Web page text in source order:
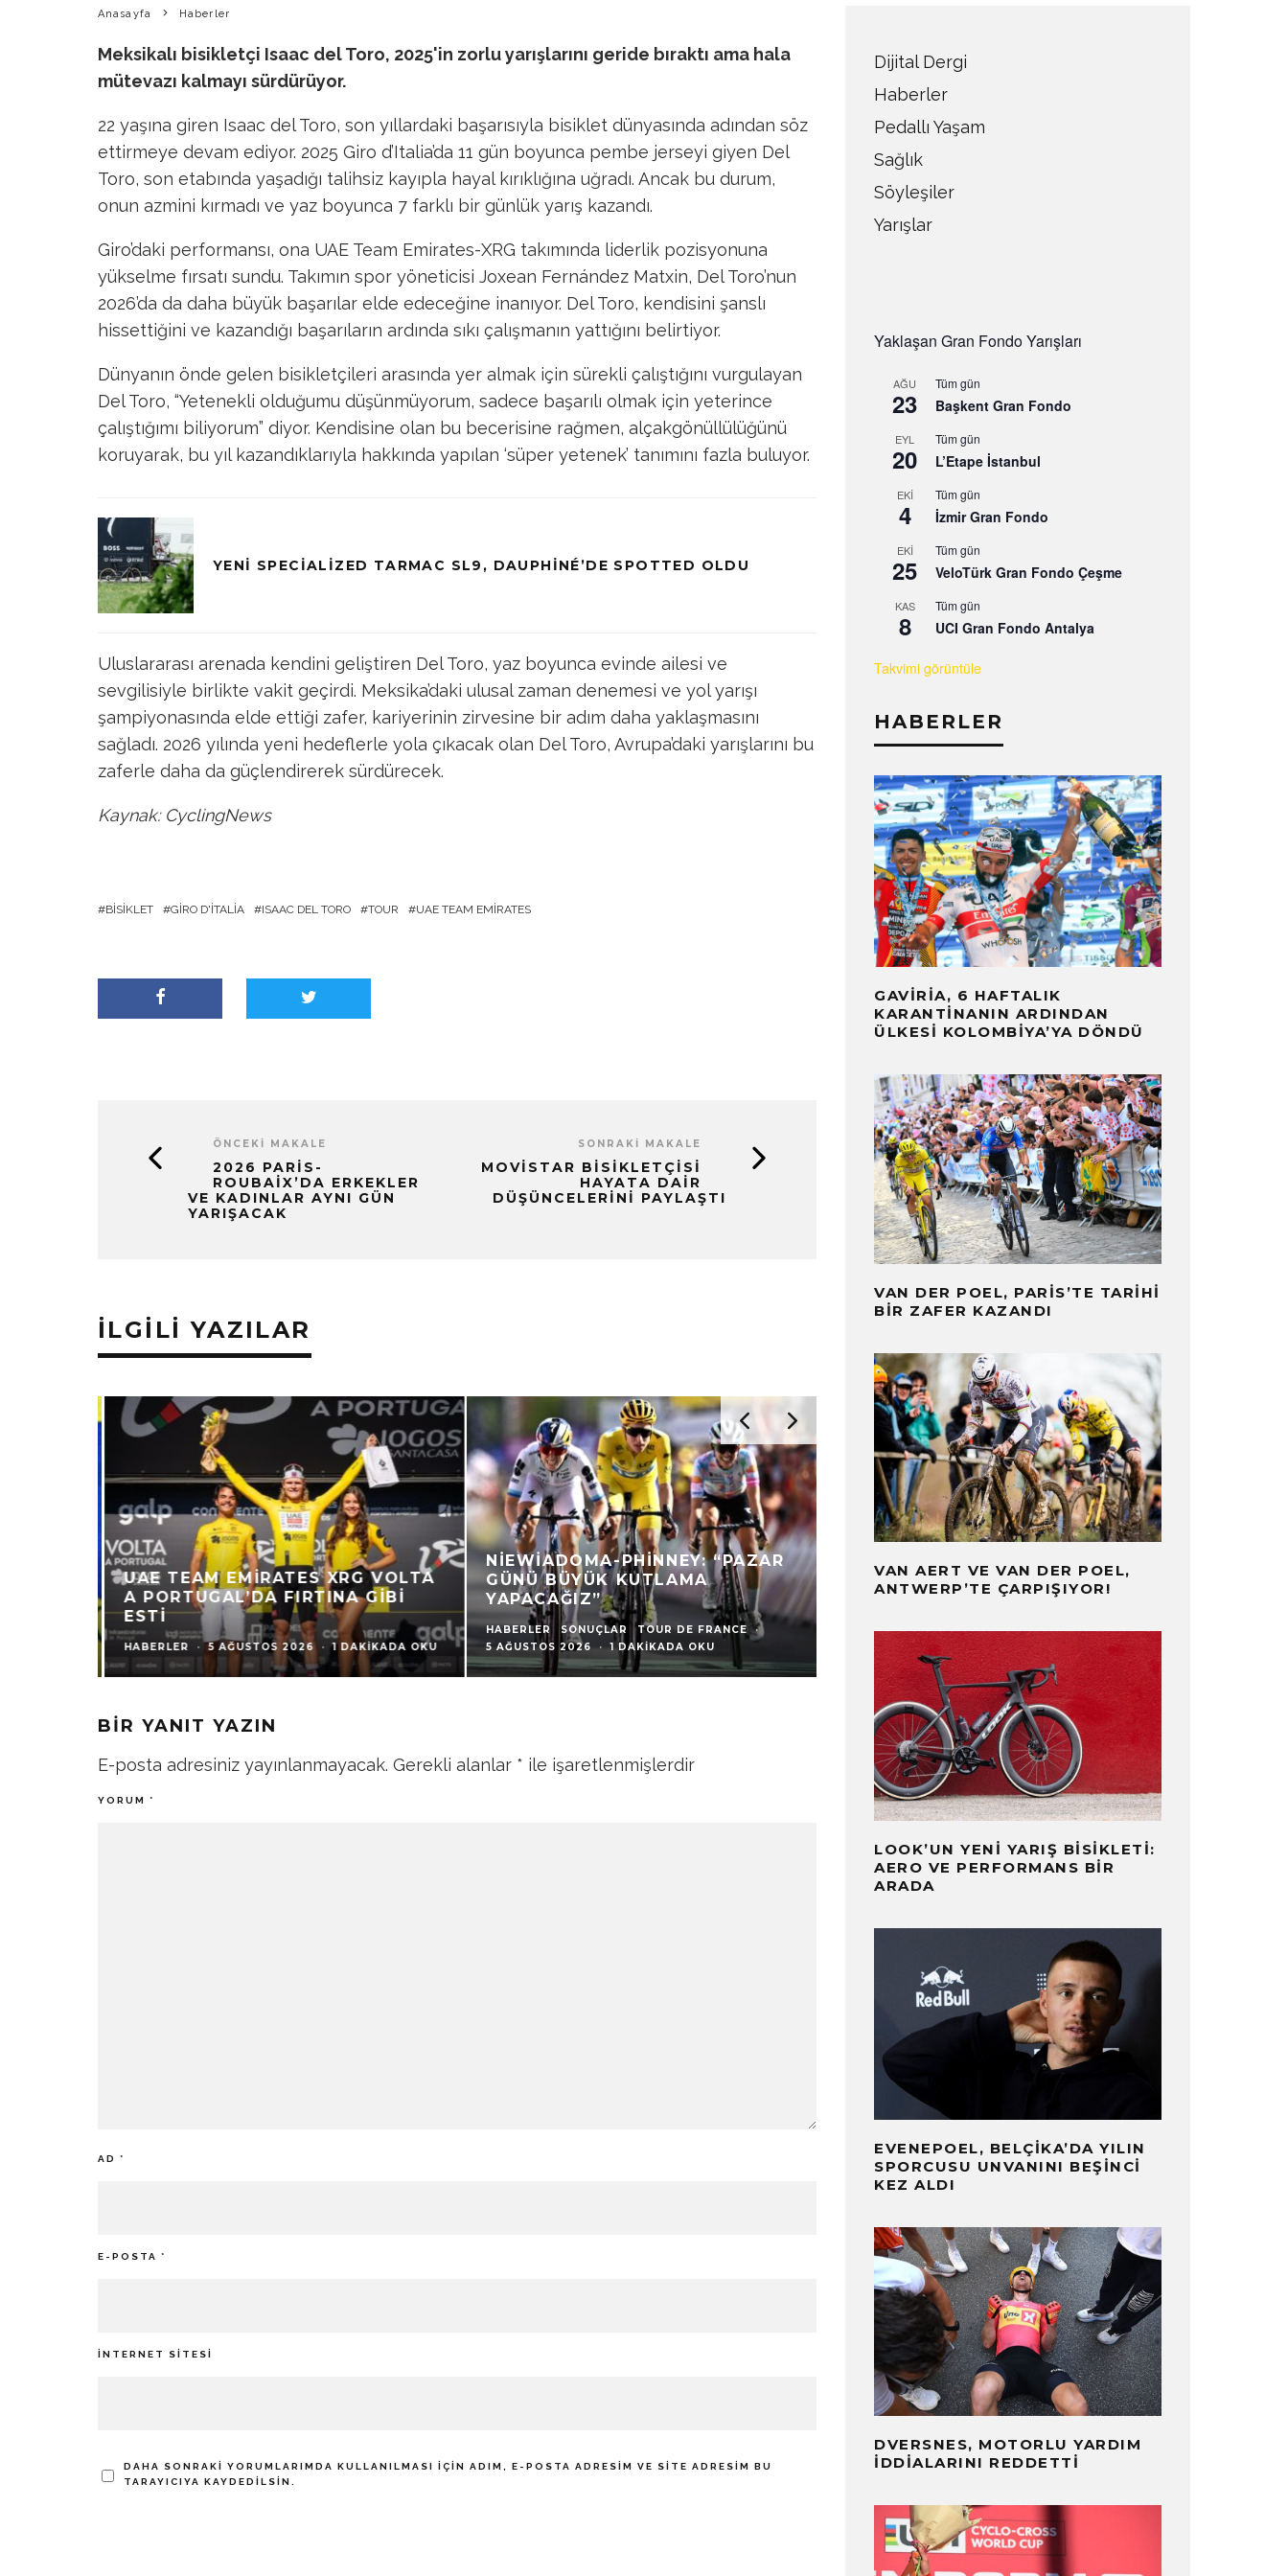
Anasayfa Haberler
Meksikalı bisikletçi Isaac del Toro, 2025'in zorlu yarışlarını geride bıraktı ama hala
mütevazı kalmayı sürdürüyor.
22 yaşına giren Isaac del Toro, son yıllardaki başarısıyla bisiklet dünyasında adından söz
ettirmeye devam ediyor. 2025 Giro d’Italia’da 11 gün boyunca pembe jerseyi giyen Del
Toro, son etabında yaşadığı talihsiz kayıpla hayal kırıklığına uğradı. Ancak bu durum,
onun azmini kırmadı ve yaz boyunca 7 farklı bir günlük yarış kazandı.
Giro’daki performansı, ona UAE Team Emirates-XRG takımında liderlik pozisyonuna
yükselme fırsatı sundu. Takımın spor yöneticisi Joxean Fernández Matxin, Del Toro’nun
2026’da da daha büyük başarılar elde edeceğine inanıyor. Del Toro, kendisini şanslı
hissettiğini ve kazandığı başarıların ardında sıkı çalışmanın yattığını belirtiyor.
Dünyanın önde gelen bisikletçileri arasında yer almak için sürekli çalıştığını vurgulayan
Del Toro, “Yetenekli olduğumu düşünmüyorum, sadece başarılı olmak için yeterince
çalıştığımı biliyorum” diyor. Kendisine olan bu becerisine rağmen, alçakgönüllülüğünü
koruyarak, bu yıl kazandıklarıyla hakkında yapılan ‘süper yetenek’ tanımını fazla buluyor.
YENI SPECIALIZED TARMAC SL9, DAUPHINÉ’DE SPOTTED OLDU
Uluslararası arenada kendini geliştiren Del Toro, yaz boyunca evinde ailesi ve
sevgilisiyle birlikte vakit geçirdi. Meksika’daki ulusal zaman denemesi ve yol yarışı
şampiyonasında elde ettiği zafer, kariyerinin zirvesine bir adım daha yaklaşmasını
sağladı. 2026 yılında yeni hedeflerle yola çıkacak olan Del Toro, Avrupa’daki yarışlarını bu
zaferle daha da güçlendirerek sürdürecek.
Kaynak: CyclingNews
BISIKLET GIRO D'ITALIA ISAAC DEL TORO TOUR UAE TEAM EMIRATES
ÖNCEKI MAKALE
2026 PARIS-
ROUBAIX’DA ERKEKLER
VE KADINLAR AYNI GÜN
YARIŞACAK
SONRAKI MAKALE
MOVISTAR BISIKLETÇISI
HAYATA DAIR
DÜŞÜNCELERINI PAYLAŞTI
İLGILI YAZILAR
UAE TEAM EMIRATES XRG VOLTA
A PORTUGAL’DA FIRTINA GIBI
ESTI
HABERLER 5 AĞUSTOS 2026 · 1 DAKIKADA OKU
NIEWIADOMA-PHINNEY: “PAZAR
GÜNÜ BÜYÜK KUTLAMA
YAPACAĞIZ”
HABERLER SONUÇLAR TOUR DE FRANCE
·
5 AĞUSTOS 2026
1 DAKIKADA OKU
FRANCE FEMMES’TE ZAFERE
ULAŞTI
HABERLER SONUÇLAR TOUR DE FRANCE
·
5 AĞUSTOS 2026
1 DAKIKADA OKU
BIR YANIT YAZIN
E-posta adresiniz yayınlanmayacak. Gerekli alanlar * ile işaretlenmişlerdir
YORUM *
AD *
E-POSTA *
İNTERNET SITESI
DAHA SONRAKI YORUMLARIMDA KULLANILMASI IÇIN ADIM, E-POSTA ADRESIM VE SITE ADRESIM BU
TARAYICIYA KAYDEDILSIN.
Dijital Dergi
Haberler
Pedallı Yaşam
Sağlık
Söyleşiler
Yarışlar
Yaklaşan Gran Fondo Yarışları
AĞU
23
Tüm gün
Başkent Gran Fondo
EYL
20
Tüm gün
L’Etape İstanbul
EKI
4
Tüm gün
İzmir Gran Fondo
EKI
25
Tüm gün
VeloTürk Gran Fondo Çeşme
KAS
8
Tüm gün
UCI Gran Fondo Antalya
Takvimi görüntüle
HABERLER
GAVIRIA, 6 HAFTALIK
KARANTINANIN ARDINDAN
ÜLKESI KOLOMBIYA’YA DÖNDÜ
VAN DER POEL, PARIS’TE TARIHI
BIR ZAFER KAZANDI
VAN AERT VE VAN DER POEL,
ANTWERP’TE ÇARPIŞIYOR!
LOOK’UN YENI YARIŞ BISIKLETI:
AERO VE PERFORMANS BIR
ARADA
EVENEPOEL, BELÇIKA’DA YILIN
SPORCUSU UNVANINI BEŞINCI
KEZ ALDI
DVERSNES, MOTORLU YARDIM
İDDIALARINI REDDETTI